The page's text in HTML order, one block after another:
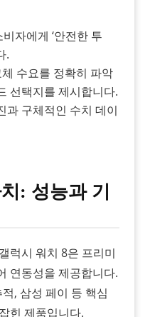
자에게 ‘안전한 투
.
수요를 정확히 파악
선택지를 제시합니다.
과 구체적인 수치 데이
: 성능과 기
럭시 워치 8은 프리미
연동성을 제공합니다.
, 삼성 페이 등 핵심
힌 제품입니다.